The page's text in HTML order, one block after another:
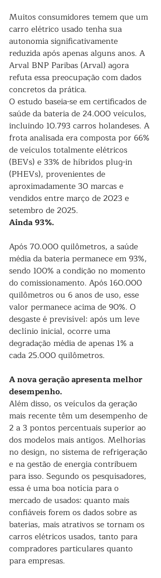
Muitos consumidores temem que um
carro elétrico usado tenha sua
autonomia significativamente
reduzida após apenas alguns anos. A
Arval BNP Paribas (Arval) agora
refuta essa preocupação com dados
concretos da prática.
O estudo baseia-se em certificados de
saúde da bateria de 24.000 veículos,
incluindo 10.793 carros holandeses. A
frota analisada era composta por 66%
de veículos totalmente elétricos
(BEVs) e 33% de híbridos plug-in
(PHEVs), provenientes de
aproximadamente 30 marcas e
vendidos entre março de 2023 e
setembro de 2025.
Ainda 93%.
Após 70.000 quilômetros, a saúde
média da bateria permanece em 93%,
sendo 100% a condição no momento
do comissionamento. Após 160.000
quilômetros ou 6 anos de uso, esse
valor permanece acima de 90%. O
desgaste é previsível: após um leve
declínio inicial, ocorre uma
degradação média de apenas 1% a
cada 25.000 quilômetros.
A nova geração apresenta melhor
desempenho.
Além disso, os veículos da geração
mais recente têm um desempenho de
2 a 3 pontos percentuais superior ao
dos modelos mais antigos. Melhorias
no design, no sistema de refrigeração
e na gestão de energia contribuem
para isso. Segundo os pesquisadores,
essa é uma boa notícia para o
mercado de usados: quanto mais
confiáveis ​​forem os dados sobre as
baterias, mais atrativos se tornam os
carros elétricos usados, tanto para
compradores particulares quanto
para empresas.